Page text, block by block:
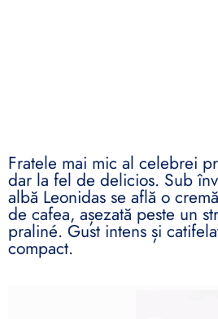
Fratele mai mic al celebrei
dar la fel de delicios. Sub
albă Leonidas se află o
de cafea, așezată peste un
praliné. Gust intens și
compact.